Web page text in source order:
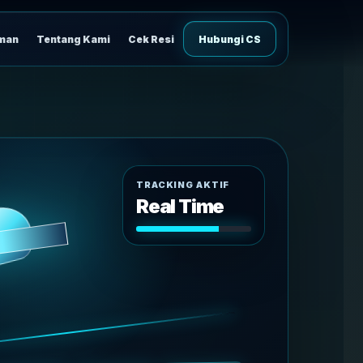
Tentang Kami Cek Resi Hubungi CS
TRACKING AKTIF
Real Time